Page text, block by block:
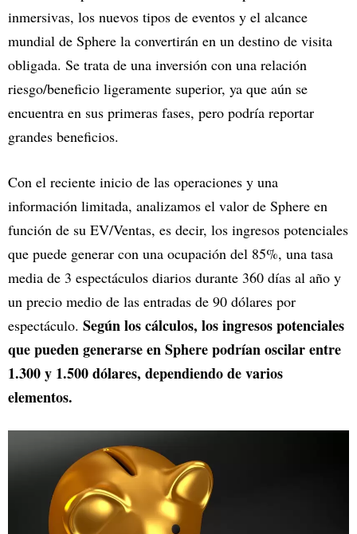
inmersivas, los nuevos tipos de eventos y el alcance
mundial de Sphere la convertirán en un destino de visita
obligada. Se trata de una inversión con una relación
riesgo/beneficio ligeramente superior, ya que aún se
encuentra en sus primeras fases, pero podría reportar
grandes beneficios.
Con el reciente inicio de las operaciones y una
información limitada, analizamos el valor de Sphere en
función de su EV/Ventas, es decir, los ingresos potenciales
que puede generar con una ocupación del 85%, una tasa
media de 3 espectáculos diarios durante 360 días al año y
un precio medio de las entradas de 90 dólares por
espectáculo. Según los cálculos, los ingresos potenciales
que pueden generarse en Sphere podrían oscilar entre
1.300 y 1.500 dólares, dependiendo de varios
elementos.